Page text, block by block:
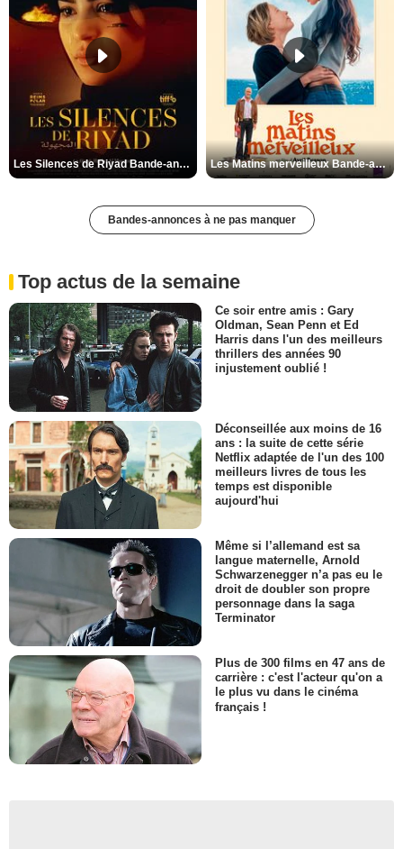
Les Silences de Riyad Bande-annonce VO STFR Les Matins merveilleux Bande-annonce VF
Bandes-annonces à ne pas manquer
Top actus de la semaine
Ce soir entre amis : Gary
Oldman, Sean Penn et Ed
Harris dans l'un des meilleurs
thrillers des années 90
injustement oublié !
Déconseillée aux moins de 16
ans : la suite de cette série
Netflix adaptée de l'un des 100
meilleurs livres de tous les
temps est disponible
aujourd'hui
Même si l’allemand est sa
langue maternelle, Arnold
Schwarzenegger n’a pas eu le
droit de doubler son propre
personnage dans la saga
Terminator
Plus de 300 films en 47 ans de
carrière : c'est l'acteur qu'on a
le plus vu dans le cinéma
français !